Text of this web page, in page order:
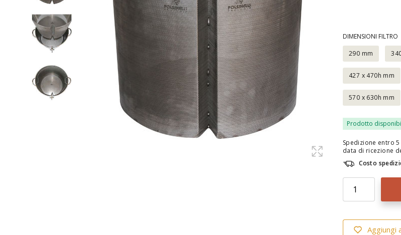
DIMENSIONI FILTRO
290 mm
427 x 470h mm
570 x 630h mm
Prodotto
Spedizione entro
data di ricezione
Costo
Aggiungi